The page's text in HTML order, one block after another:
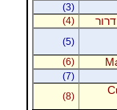
(3)
(4)
(5)
(6)
(7)
(8)